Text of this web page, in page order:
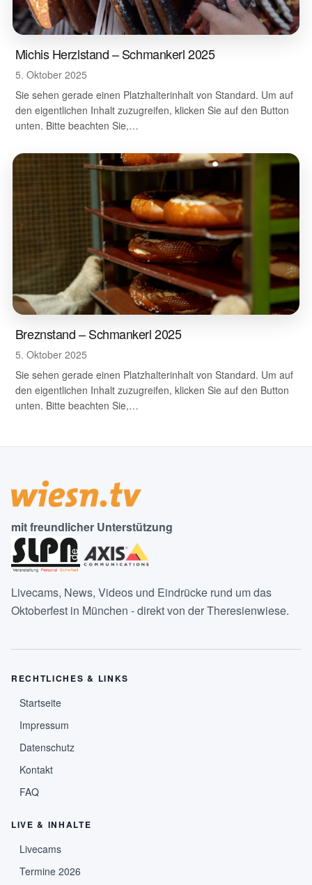
Michis Herzlstand – Schmankerl 2025
5. Oktober 2025
Sie sehen gerade einen Platzhalterinhalt von Standard. Um auf
den eigentlichen Inhalt zuzugreifen, klicken Sie auf den Button
unten. Bitte beachten Sie,…
Breznstand – Schmankerl 2025
5. Oktober 2025
Sie sehen gerade einen Platzhalterinhalt von Standard. Um auf
den eigentlichen Inhalt zuzugreifen, klicken Sie auf den Button
unten. Bitte beachten Sie,…
mit freundlicher Unterstützung
Livecams, News, Videos und Eindrücke rund um das
Oktoberfest in München - direkt von der Theresienwiese.
RECHTLICHES & LINKS
Startseite
Impressum
Datenschutz
Kontakt
FAQ
LIVE & INHALTE
Livecams
Termine 2026